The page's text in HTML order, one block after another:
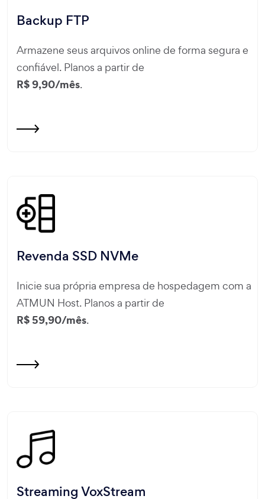
Backup FTP
Armazene seus arquivos online de forma segura e
confiável. Planos a partir de
R$ 9,90/mês.
Revenda SSD NVMe
Inicie sua própria empresa de hospedagem com a
ATMUN Host. Planos a partir de
R$ 59,90/mês.
Streaming VoxStream